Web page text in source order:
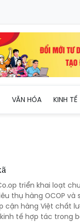
VĂN HÓA KINH TẾ
triển khai loạt
thụ hàng OCOP và
cận hàng Việt chất
tế hợp tác trong